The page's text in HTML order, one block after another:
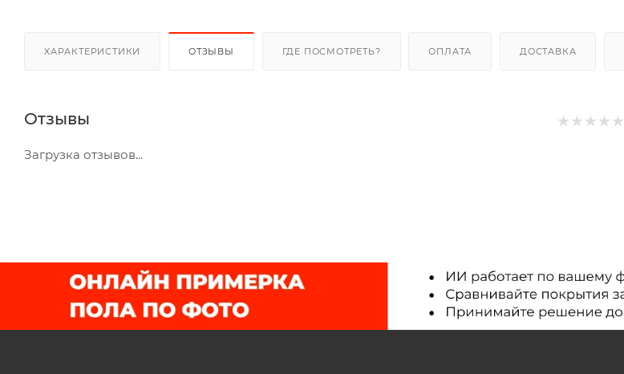
ХАРАКТЕРИСТИКИ ОТЗЫВЫ ГДЕ ПОСМОТРЕТЬ? ОПЛАТА ДОСТАВКА
Отзывы
Загрузка отзывов...